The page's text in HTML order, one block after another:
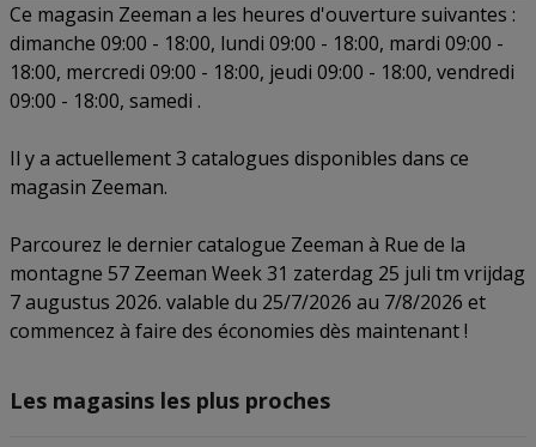
Ce magasin Zeeman a les heures d'ouverture suivantes :
dimanche 09:00 - 18:00, lundi 09:00 - 18:00, mardi 09:00 -
18:00, mercredi 09:00 - 18:00, jeudi 09:00 - 18:00, vendredi
09:00 - 18:00, samedi .
Il y a actuellement 3 catalogues disponibles dans ce
magasin Zeeman.
Parcourez le dernier catalogue Zeeman à Rue de la
montagne 57 Zeeman Week 31 zaterdag 25 juli tm vrijdag
7 augustus 2026. valable du 25/7/2026 au 7/8/2026 et
commencez à faire des économies dès maintenant !
Les magasins les plus proches